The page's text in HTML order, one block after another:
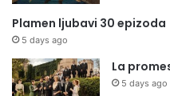
Plamen ljubavi 30 epizoda
5 days ago
La
5 days ago